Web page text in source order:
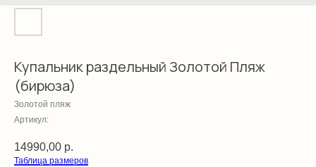
Купальник раздельный Золотой Пляж
(бирюза)
Золотой пляж
Артикул:
14990,00 р.
Таблица размеров